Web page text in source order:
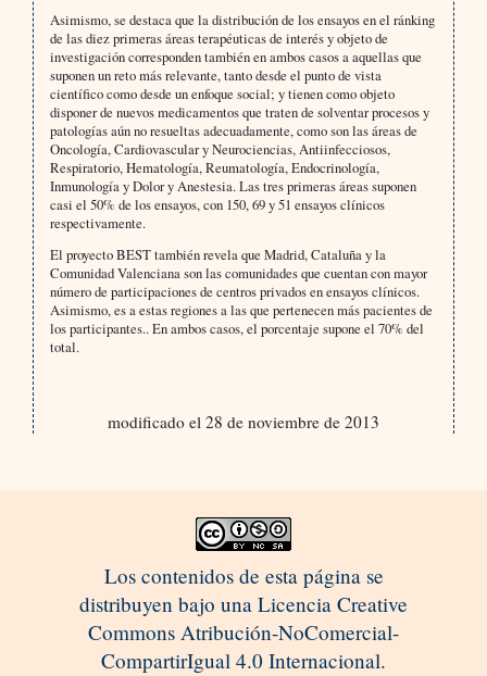
Asimismo, se destaca que la distribución de los ensayos en el ránking
de las diez primeras áreas terapéuticas de interés y objeto de
investigación corresponden también en ambos casos a aquellas que
suponen un reto más relevante, tanto desde el punto de vista
científico como desde un enfoque social; y tienen como objeto
disponer de nuevos medicamentos que traten de solventar procesos y
patologías aún no resueltas adecuadamente, como son las áreas de
Oncología, Cardiovascular y Neurociencias, Antiinfecciosos,
Respiratorio, Hematología, Reumatología, Endocrinología,
Inmunología y Dolor y Anestesia. Las tres primeras áreas suponen
casi el 50% de los ensayos, con 150, 69 y 51 ensayos clínicos
respectivamente.
El proyecto BEST también revela que Madrid, Cataluña y la
Comunidad Valenciana son las comunidades que cuentan con mayor
número de participaciones de centros privados en ensayos clínicos.
Asimismo, es a estas regiones a las que pertenecen más pacientes de
los participantes.. En ambos casos, el porcentaje supone el 70% del
total.
modificado el 28 de noviembre de 2013
Los contenidos de esta página se
distribuyen bajo una Licencia Creative
Commons Atribución-NoComercial-
CompartirIgual 4.0 Internacional.